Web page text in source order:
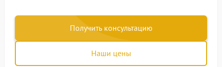
Получить консультацию
Наши цены